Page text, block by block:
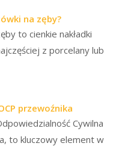
na zęby?
to cienkie nakładki
z porcelany lub
przewoźnika
Cywilna
to kluczowy element w